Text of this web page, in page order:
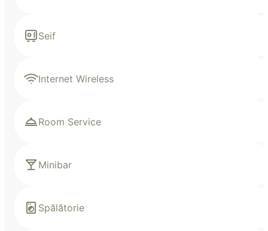
Seif
Internet Wireless
Room Service
Minibar
Spălătorie